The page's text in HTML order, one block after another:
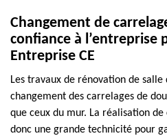
Changement de
confiance à l’entreprise
Entreprise CE
Les travaux de rénovation de
changement des carrelages de
que ceux du mur. La réalisation
donc une grande technicité pour